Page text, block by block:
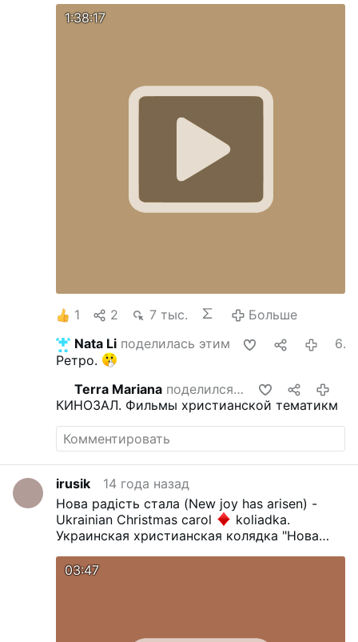
энтузиазм и воображение способны
1:38:17
1 2 7 тыс.
Больше
Nata Liподелилась этим
6 года назад
Ретро.
Terra Marianaподелился этим
КИНОЗАЛ. Фильмы христианской тематикм
irusik
14 года назад
Нова радість стала (New joy has arisen) -
Ukrainian Christmas carol
koliadka.
Украинская христианская колядка "Нова
2011.
03:47